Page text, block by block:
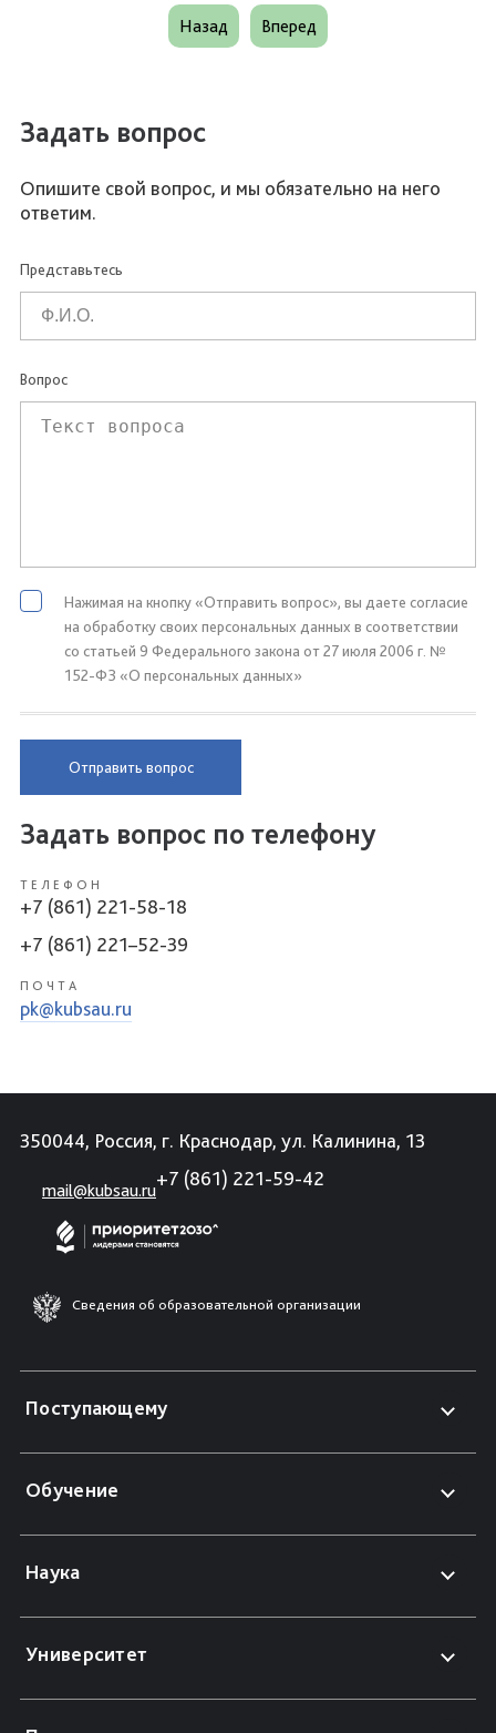
Назад Вперед
Задать вопрос
Опишите свой вопрос, и мы обязательно на него
ответим.
Представьтесь
Вопрос
Нажимая на кнопку «Отправить вопрос», вы даете согласие
на обработку своих персональных данных в соответствии
со статьей 9 Федерального закона от 27 июля 2006 г. №
152-ФЗ «О персональных данных»
Отправить вопрос
Задать вопрос по телефону
ТЕЛЕФОН
+7 (861) 221-58-18
+7 (861) 221–52-39
ПОЧТА
pk@kubsau.ru
350044, Россия, г. Краснодар, ул. Калинина, 13
mail@kubsau.ru
+7 (861) 221-59-42
Сведения об образовательной организации
Поступающему
Обучение
Наука
Университет